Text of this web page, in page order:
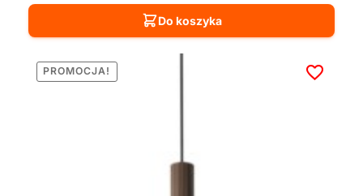
Do koszyka
PROMOCJA!